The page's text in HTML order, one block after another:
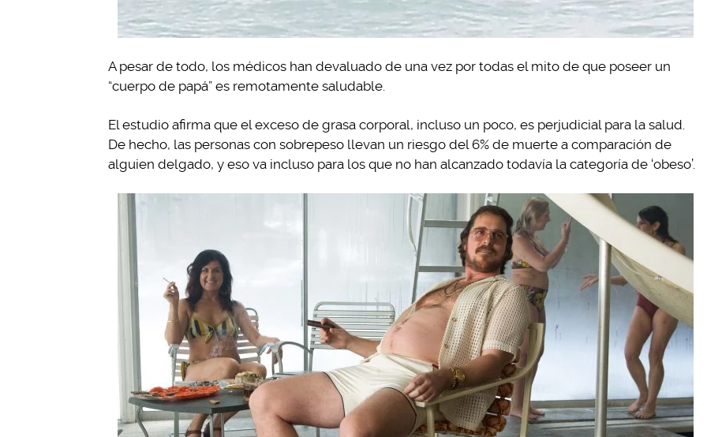
A pesar de todo, los médicos han devaluado de una vez por todas el mito de que poseer un
“cuerpo de papá” es remotamente saludable.
El estudio afirma que el exceso de grasa corporal, incluso un poco, es perjudicial para la salud.
De hecho, las personas con sobrepeso llevan un riesgo del 6% de muerte a comparación de
alguien delgado, y eso va incluso para los que no han alcanzado todavía la categoría de ‘obeso’.